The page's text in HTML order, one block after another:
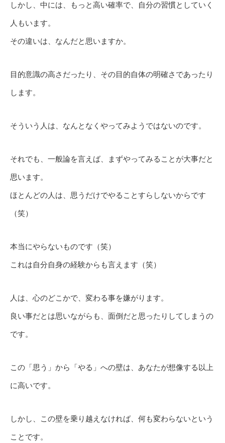
しかし、中には、もっと高い確率で、自分の習慣としていく
人もいます。
その違いは、なんだと思いますか。
目的意識の高さだったり、その目的自体の明確さであったり
します。
そういう人は、なんとなくやってみようではないのです。
それでも、一般論を言えば、まずやってみることが大事だと
思います。
ほとんどの人は、思うだけでやることすらしないからです
（笑）
本当にやらないものです（笑）
これは自分自身の経験からも言えます（笑）
人は、心のどこかで、変わる事を嫌がります。
良い事だとは思いながらも、面倒だと思ったりしてしまうの
です。
この「思う」から「やる」への壁は、あなたが想像する以上
に高いです。
しかし、この壁を乗り越えなければ、何も変わらないという
ことです。